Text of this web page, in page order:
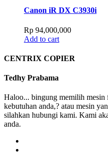
Canon iR DX C3930i
Rp 94,000,000
Add to cart
CENTRIX COPIER
Tedhy Prabama
Haloo... bingung memilih mesin
kebutuhan anda,? atau mesin
silahkan hubungi kami. Kami
anda.